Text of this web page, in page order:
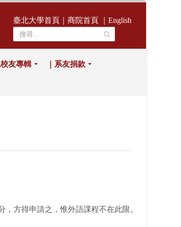
臺北大學首頁 商院首頁 English
校友專輯 ｜系友捐款
方得申請之，惟外語課程不在此限。